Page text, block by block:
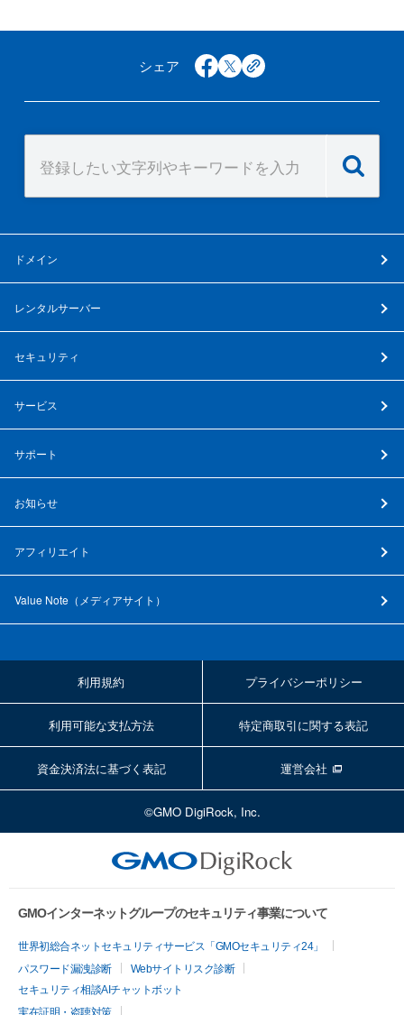
シェア facebook
x copy
ドメイン
レンタルサーバー
セキュリティ
サービス
サポート
お知らせ
アフィリエイト
Value Note（ メディアサイト ）
利用規約 プライバシーポリシー
利用可能な支払方法 特定商取引に関する表記
資金決済法に基づく表記 運営会社
©GMO DigiRock, Inc.
GMOインターネットグループのセキュリティ事業について
世界初総合ネットセキュリティサービス「GMOセキュリティ24」
パスワード漏洩診断
Webサイトリスク診断
セキュリティ相談AIチャットボット
実在証明・盗聴対策